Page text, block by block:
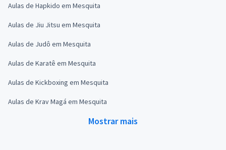
Aulas de Hapkido em Mesquita
Aulas de Jiu Jitsu em Mesquita
Aulas de Judô em Mesquita
Aulas de Karatê em Mesquita
Aulas de Kickboxing em Mesquita
Aulas de Krav Magá em Mesquita
Mostrar mais